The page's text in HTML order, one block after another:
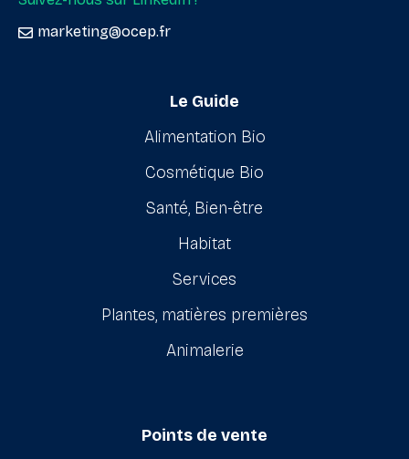
marketing@ocep.fr
Le Guide
Alimentation Bio
Cosmétique Bio
Santé, Bien-être
Habitat
Services
Plantes, matières premières
Animalerie
Points de vente